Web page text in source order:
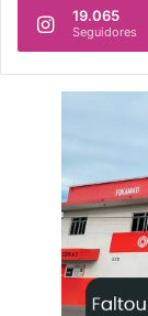
19.065
Seguidores